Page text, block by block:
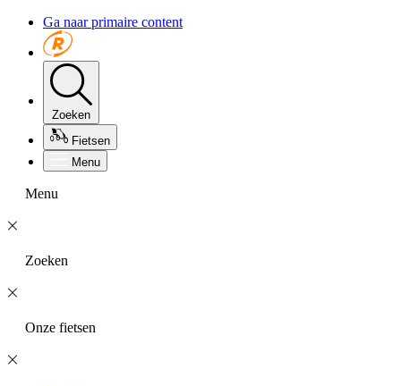
Ga naar primaire content
Zoeken
Fietsen
Menu
Menu
Zoeken
Onze fietsen